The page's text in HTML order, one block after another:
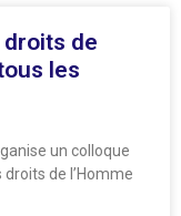
de
les
un colloque
de l’Homme